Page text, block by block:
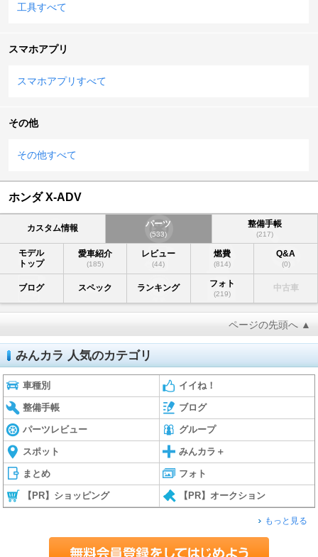
工具すべて
スマホアプリ
スマホアプリすべて
その他
その他すべて
ホンダ X-ADV
カスタム情報 パーツ
(533)
整備手帳
(217)
モデル
トップ
愛車紹介
(185)
レビュー
(44)
燃費
(814)
Q&A
(0)
ブログ スペック ランキング フォト
(219)
中古車
ページの先頭へ ▲
みんカラ 人気のカテゴリ
車種別 イイね！
整備手帳 ブログ
パーツレビュー グループ
スポット みんカラ＋
まとめ フォト
【PR】ショッピング 【PR】オークション
もっと見る